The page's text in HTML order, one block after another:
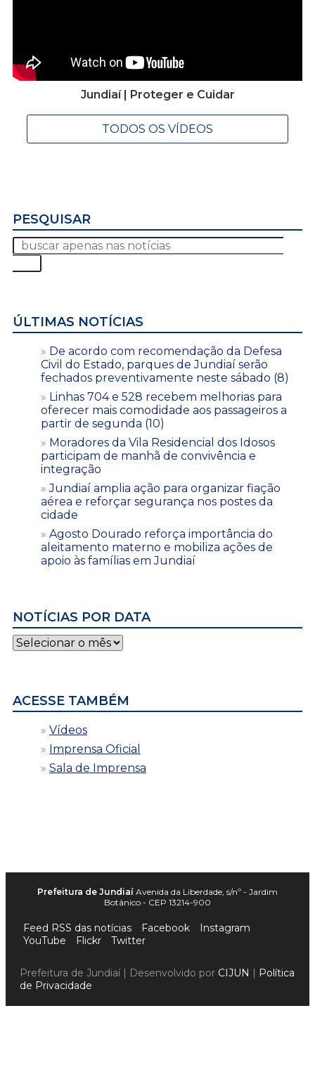
Jundiaí | Proteger e Cuidar
TODOS OS VÍDEOS
PESQUISAR
ÚLTIMAS NOTÍCIAS
De acordo com recomendação da Defesa
Civil do Estado, parques de Jundiaí serão
fechados preventivamente neste sábado (8)
Linhas 704 e 528 recebem melhorias para
oferecer mais comodidade aos passageiros a
partir de segunda (10)
Moradores da Vila Residencial dos Idosos
participam de manhã de convivência e
integração
Jundiaí amplia ação para organizar fiação
aérea e reforçar segurança nos postes da
cidade
Agosto Dourado reforça importância do
aleitamento materno e mobiliza ações de
apoio às famílias em Jundiaí
NOTÍCIAS POR DATA
Notícias
por
ACESSE TAMBÉM
Vídeos
Imprensa Oficial
Sala de Imprensa
Prefeitura de Jundiaí Avenida da Liberdade, s/nº - Jardim
Botânico - CEP 13214-900
Feed RSS das notícias Facebook
Instagram
YouTube
Flickr Twitter
Prefeitura de Jundiaí | Desenvolvido por CIJUN
Política
de Privacidade